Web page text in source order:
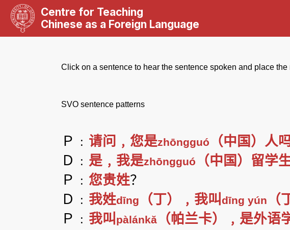
Centre for Teaching
Chinese as a Foreign Language
Click on a sentence to hear the sentence spoken and place
SVO sentence patterns
Ｐ﹕ 请问﹐您是zhōngguó （中国）人
Ｄ﹕ 是﹐我是zhōngguó （中国）留学
Ｐ﹕ 您贵姓？
Ｄ﹕ 我姓dīng （丁）﹐我叫dīng yún （
Ｐ﹕ 我叫 pàlánkă （帕兰卡）﹐是外语